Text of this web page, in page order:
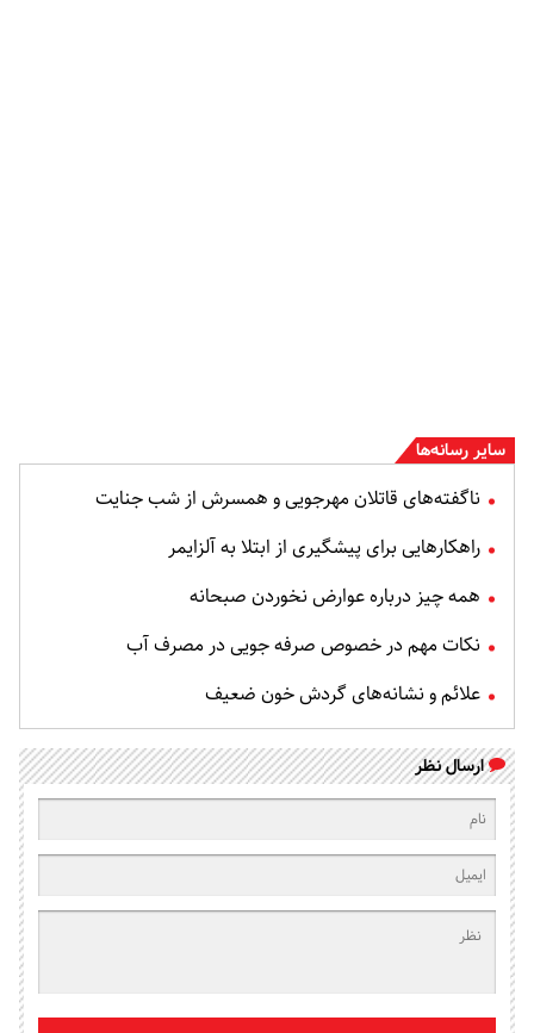
سایر رسانه‌ها
ناگفته‌های قاتلان مهرجویی و همسرش از شب جنایت
راهکارهایی برای پیشگیری از ابتلا به آلزایمر
همه چیز درباره عوارض نخوردن صبحانه
نکات مهم در خصوص صرفه جویی در مصرف آب
علائم و نشانه‌های گردش خون ضعیف
ارسال نظر